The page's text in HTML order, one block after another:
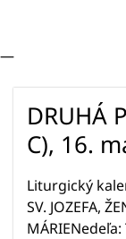
—
DRUHÁ
C), 16.
Liturgický
SV. JOZEFA,
MÁRIENedeľa: